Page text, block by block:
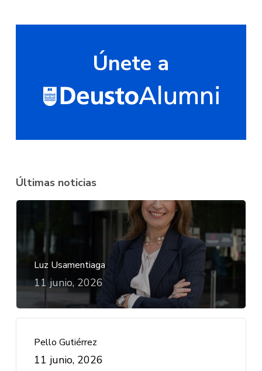
Únete a
Últimas noticias
Luz Usamentiaga
11 junio, 2026
Pello Gutiérrez
11 junio, 2026